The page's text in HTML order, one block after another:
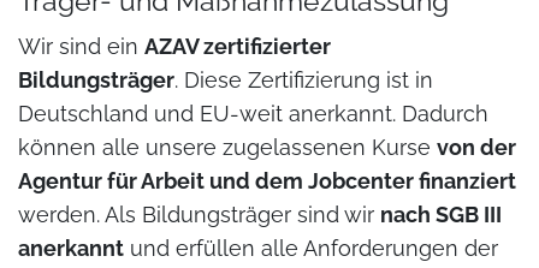
Wir sind ein AZAV zertifizierter
Bildungsträger. Diese Zertifizierung ist in
Deutschland und EU-weit anerkannt. Dadurch
können alle unsere zugelassenen Kurse von der
Agentur für Arbeit und dem Jobcenter finanziert
werden. Als Bildungsträger sind wir nach SGB III
anerkannt und erfüllen alle Anforderungen der